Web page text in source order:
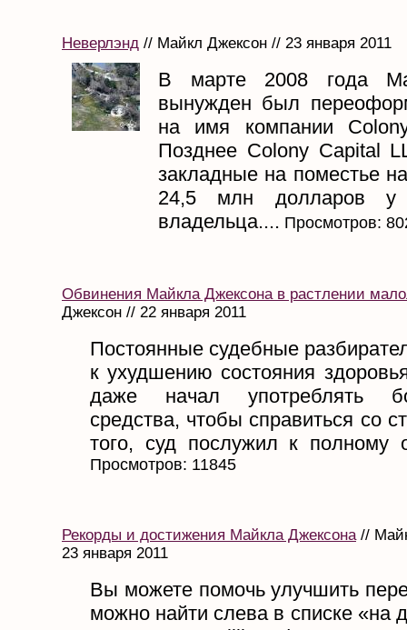
Неверлэнд // Майкл Джексон // 23 января 2011
В марте 2008 года
вынужден был
на имя компании
Позднее Colony Capital
закладные на поместье
24,5 млн долларов у
владельца.... Просмотров:
Обвинения Майкла Джексона в растлении
Джексон // 22 января 2011
Постоянные судебные
к ухудшению состояния
даже начал употреблять
средства, чтобы справиться со
того, суд послужил к полному
Просмотров: 11845
Рекорды и достижения Майкла Джексона//
23 января 2011
Вы можете помочь улучшить
можно найти слева в списке «на